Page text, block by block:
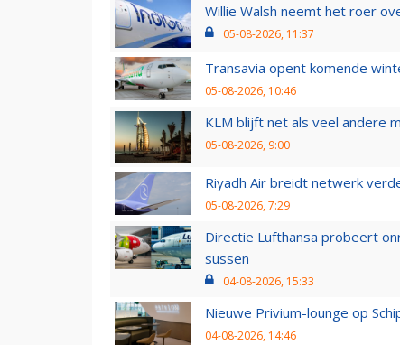
Willie Walsh neemt het roer
05-08-2026, 11:37
Transavia opent komende
05-08-2026, 10:46
KLM blijft net als veel andere
05-08-2026, 9:00
Riyadh Air breidt netwerk
05-08-2026, 7:29
Directie Lufthansa probeert
sussen
04-08-2026, 15:33
Nieuwe Privium-lounge op
04-08-2026, 14:46